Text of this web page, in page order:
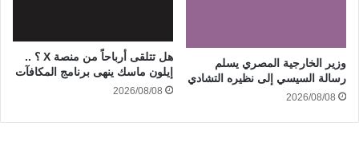
وزير الخارجية المصري يسلم
رسالة السيسي إلى نظيره التشادي
2026/08/08
هل تتلقى أرباحاً من منصة X ؟ ..
إيلون ماسك ينهى برنامج المكافآت
2026/08/08